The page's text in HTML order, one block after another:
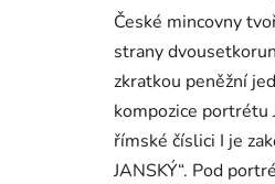
České mincovny
strany
zkratkou peněžní
kompozice portrétu
římské číslici I je
JANSKÝ“. Pod